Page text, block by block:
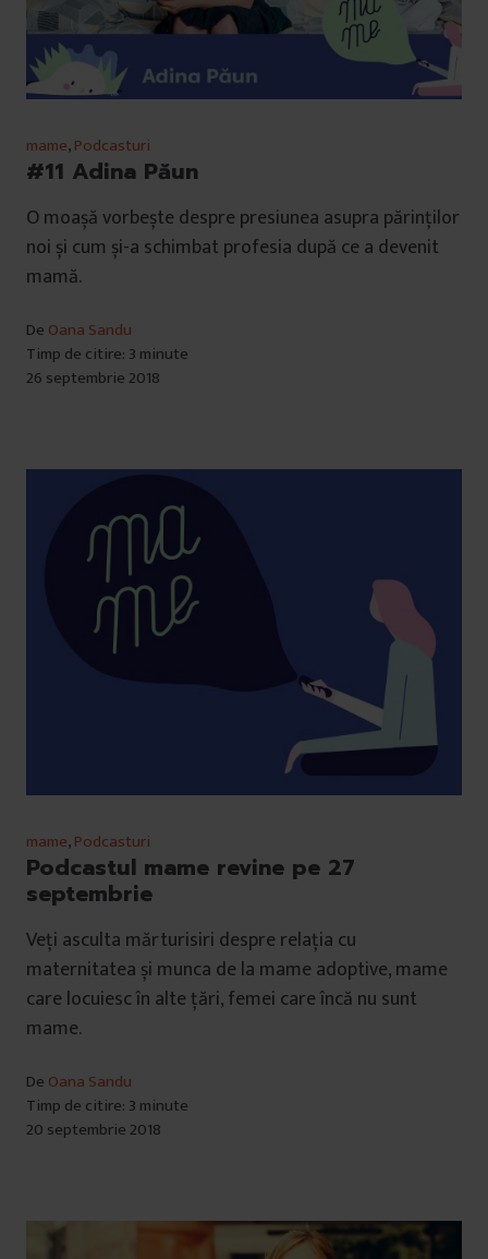
mame,Podcasturi
#11 Adina Păun
O moașă vorbește despre presiunea asupra părinților
noi și cum și-a schimbat profesia după ce a devenit
mamă.
De Oana Sandu
Timp de citire: 3 minute
26 septembrie 2018
mame,Podcasturi
Podcastul mame revine pe 27
septembrie
Veți asculta mărturisiri despre relația cu
maternitatea și munca de la mame adoptive, mame
care locuiesc în alte țări, femei care încă nu sunt
mame.
De Oana Sandu
Timp de citire: 3 minute
20 septembrie 2018